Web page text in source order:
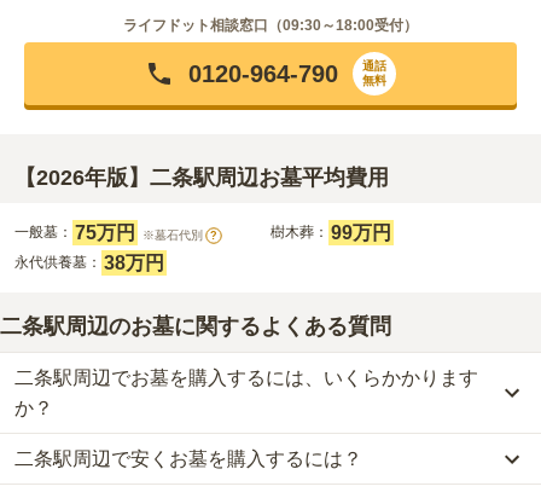
ライフドット相談窓口（09:30～18:00受付）
0120-964-790
通話
無料
【2026年版】二条駅周辺お墓平均費用
一般墓： 75万円 ※墓石代別 ? 樹木葬： 99万円
永代供養墓： 38万円
二条駅周辺のお墓に関するよくある質問
二条駅周辺でお墓を購入するには、いくらかかります
か？
二条駅周辺での購入費用の目安は、一般墓が約221万円、樹木葬が
約99万円、永代供養墓が約38万円です。
二条駅周辺で安くお墓を購入するには？